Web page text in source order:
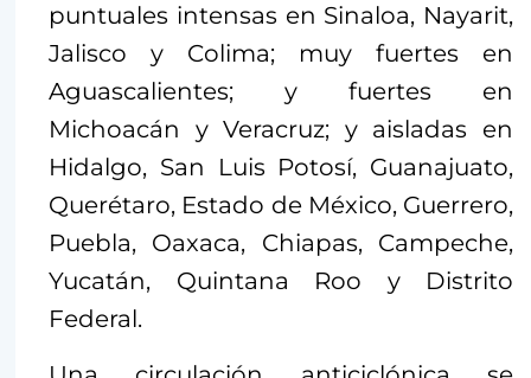
puntuales intensas en Sinaloa, Nayarit,
Jalisco y Colima; muy fuertes en
Aguascalientes; y fuertes en
Michoacán y Veracruz; y aisladas en
Hidalgo, San Luis Potosí, Guanajuato,
Querétaro, Estado de México, Guerrero,
Puebla, Oaxaca, Chiapas, Campeche,
Yucatán, Quintana Roo y Distrito
Federal.